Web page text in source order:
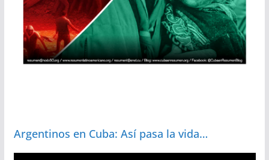
Argentinos en Cuba: Así pasa la vida…